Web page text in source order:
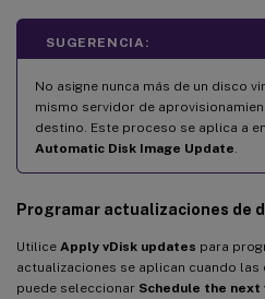
SUGERENCIA:
No asigne nunca más de un disco
mismo servidor de
destino. Este proceso se aplica a
Automatic Disk Image Update
Programar actualizaciones de
Utilice Apply vDisk updates para
actualizaciones se aplican cuando las
puede seleccionar Schedule the next